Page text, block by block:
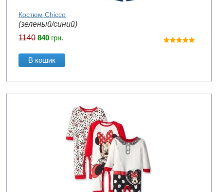
Костюм Chicco
(зеленый/синий)
1140 840 грн.
В кошик